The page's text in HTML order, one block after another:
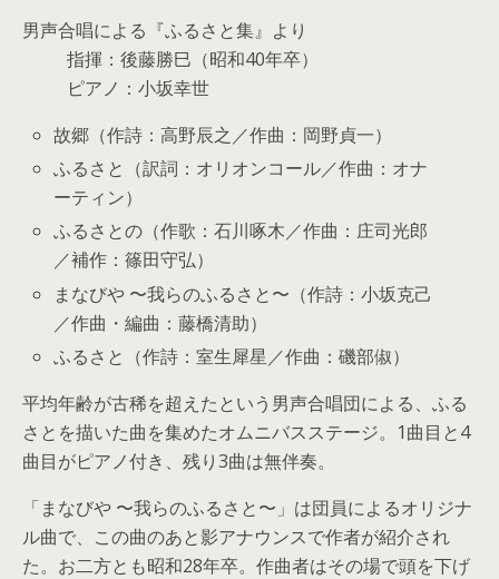
男声合唱による『ふるさと集』より
指揮：後藤勝巳（昭和40年卒）
ピアノ：小坂幸世
故郷（作詩：高野辰之／作曲：岡野貞一）
ふるさと（訳詞：オリオンコール／作曲：オナ
ーティン）
ふるさとの（作歌：石川啄木／作曲：庄司光郎
／補作：篠田守弘）
まなびや 〜我らのふるさと〜（作詩：小坂克己
／作曲・編曲：藤橋清助）
ふるさと（作詩：室生犀星／作曲：磯部俶）
平均年齢が古稀を超えたという男声合唱団による、ふる
さとを描いた曲を集めたオムニバスステージ。1曲目と4
曲目がピアノ付き、残り3曲は無伴奏。
「まなびや 〜我らのふるさと〜」は団員によるオリジナ
ル曲で、この曲のあと影アナウンスで作者が紹介され
た。お二方とも昭和28年卒。作曲者はその場で頭を下げ